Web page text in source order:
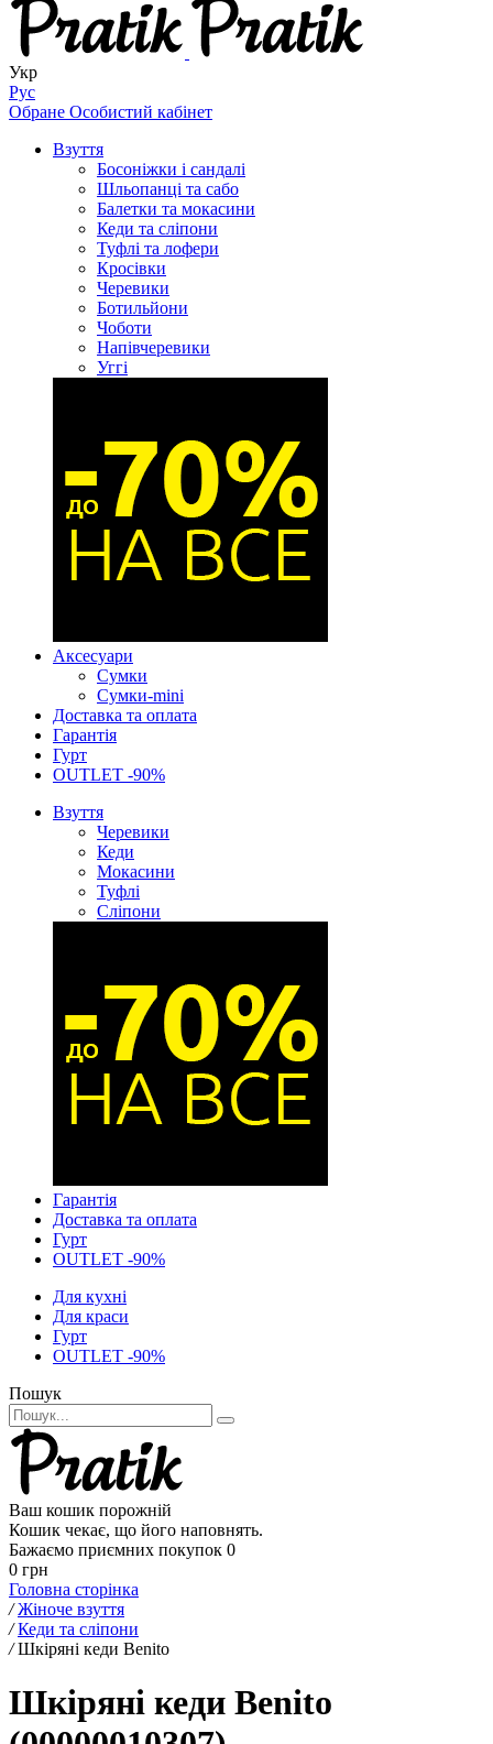
Укр
Рус
Обране Особистий кабінет
Взуття
Босоніжки і сандалі
Шльопанці та сабо
Балетки та мокасини
Кеди та сліпони
Туфлі та лофери
Кросівки
Черевики
Ботильйони
Чоботи
Напівчеревики
Уггі
Аксесуари
Сумки
Сумки-mini
Доставка та оплата
Гарантія
Гурт
OUTLET -90%
Взуття
Черевики
Кеди
Мокасини
Туфлі
Сліпони
Гарантія
Доставка та оплата
Гурт
OUTLET -90%
Для кухні
Для краси
Гурт
OUTLET -90%
Пошук
Ваш кошик порожній
Кошик чекає, що його наповнять.
Бажаємо приємних покупок 0
0 грн
Головна сторінка
/ Жіноче взуття
/ Кеди та сліпони
/ Шкіряні кеди Benito
Шкіряні кеди Benito